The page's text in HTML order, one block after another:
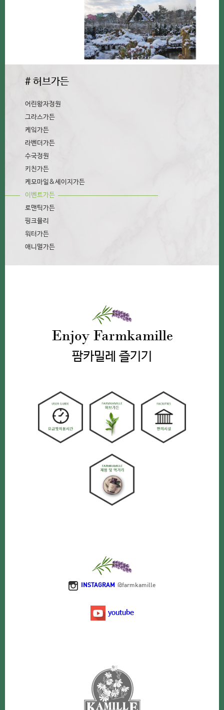
# 허브가든
어린왕자정원
그라스가든
케잌가든
라벤더가든
수국정원
키친가든
케모마일&세이지가든
이벤트가든
로맨틱가든
핑크뮬리
워터가든
애니멀가든
Enjoy Farmkamille
팜카밀레 즐기기
INSTAGRAM @farmkamille
youtube